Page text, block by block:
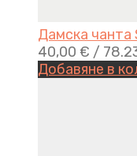
Дамска чанта
40,00 € /
Добавяне в